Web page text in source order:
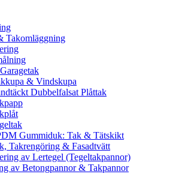
Takomläggning
& Vindskupa
Dubbelfalsat Plåttak
Gummiduk: Tak & Tätskikt
Takrengöring & Fasadtvätt
av Lertegel (Tegeltakpannor)
av Betongpannor & Takpannor